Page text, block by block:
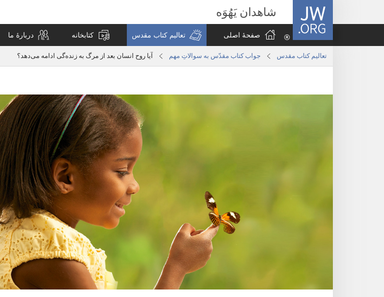
JW.ORG شاهدان یَهُوَه
صفحهٔ اصلی تعالیم کتاب مقدس کتابخانه دربارهٔ ما
تعالیم کتاب مقدس جواب کتاب مقدّس به سوالاتِ مهم آیا روح انسان بعد از مرگ به زنده‌گی ادامه می‌دهد؟‏